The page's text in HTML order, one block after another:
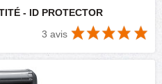
- ID PROTECTOR
3 avis